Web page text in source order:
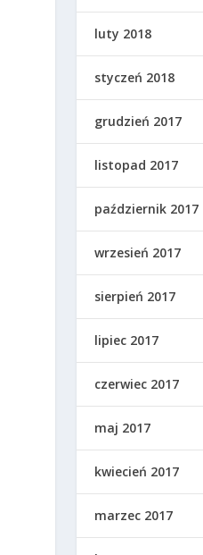
luty 2018
styczeń 2018
grudzień 2017
listopad 2017
październik 2017
wrzesień 2017
sierpień 2017
lipiec 2017
czerwiec 2017
maj 2017
kwiecień 2017
marzec 2017